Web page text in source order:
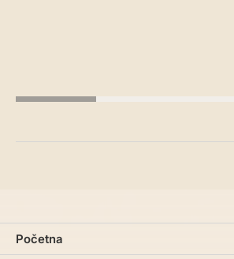
Početna